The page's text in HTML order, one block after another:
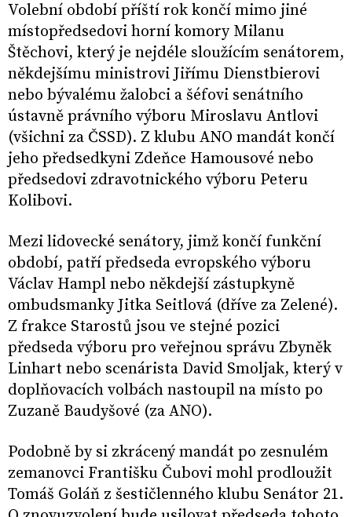
Volební období příští rok končí mimo jiné
místopředsedovi horní komory Milanu
Štěchovi, který je nejdéle sloužícím senátorem,
někdejšímu ministrovi Jiřímu Dienstbierovi
nebo bývalému žalobci a šéfovi senátního
ústavně právního výboru Miroslavu Antlovi
(všichni za ČSSD). Z klubu ANO mandát končí
jeho předsedkyni Zdeňce Hamousové nebo
předsedovi zdravotnického výboru Peteru
Kolibovi.
Mezi lidovecké senátory, jimž končí funkční
období, patří předseda evropského výboru
Václav Hampl nebo někdejší zástupkyně
ombudsmanky Jitka Seitlová (dříve za Zelené).
Z frakce Starostů jsou ve stejné pozici
předseda výboru pro veřejnou správu Zbyněk
Linhart nebo scenárista David Smoljak, který v
doplňovacích volbách nastoupil na místo po
Zuzaně Baudyšové (za ANO).
Podobně by si zkrácený mandát po zesnulém
zemanovci Františku Čubovi mohl prodloužit
Tomáš Goláň z šestičlenného klubu Senátor 21.